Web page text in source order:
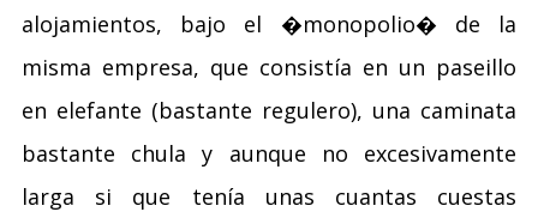
alojamientos, bajo el �monopolio� de la
misma empresa, que consistía en un paseillo
en elefante (bastante regulero), una caminata
bastante chula y aunque no excesivamente
larga si que tenía unas cuantas cuestas